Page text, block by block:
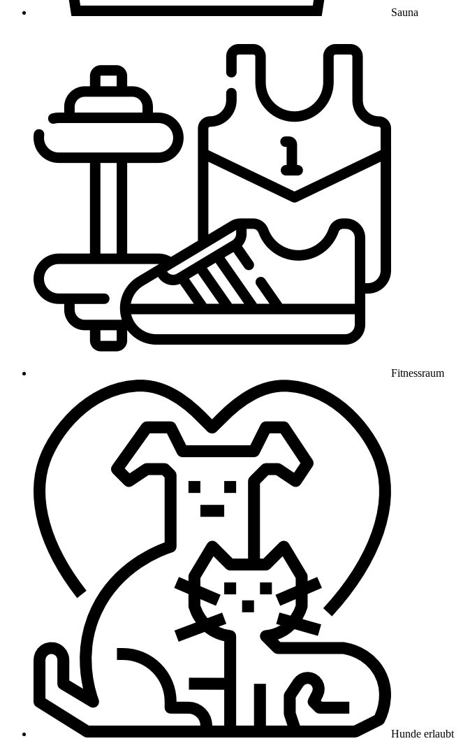
Sauna
Fitnessraum
Hunde erlaubt